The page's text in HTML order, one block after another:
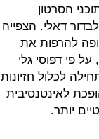
הסרטון
דאלי. הצפייה
להרפות את
פי דפוסי גלי
לכלול חזיונות
לאינטנסיבית
יותר.